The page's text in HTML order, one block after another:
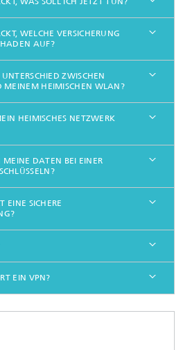
WELCHE VERSICHERUNG
AUF?
ZWISCHEN
HEIMISCHEN WLAN?
HEIMISCHES NETZWERK
MEINE DATEN BEI EINER
EINE SICHERE
EIN VPN?